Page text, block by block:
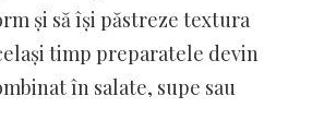
și să își păstreze textura
timp preparatele devin
în salate, supe sau